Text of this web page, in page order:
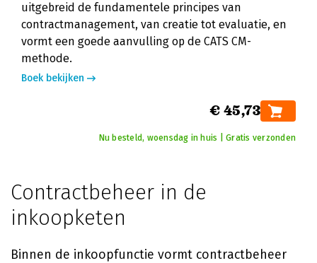
uitgebreid de fundamentele principes van
contractmanagement, van creatie tot evaluatie, en
vormt een goede aanvulling op de CATS CM-
methode.
Boek bekijken
€ 45,73
Nu besteld, woensdag in huis | Gratis verzonden
Contractbeheer in de
inkoopketen
Binnen de inkoopfunctie vormt contractbeheer